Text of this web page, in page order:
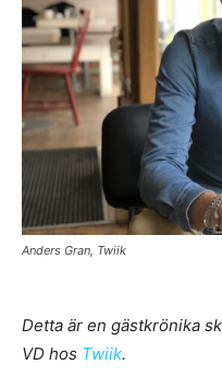
Anders Gran, Twiik
Detta är en gästkrönika
VD hos Twiik.